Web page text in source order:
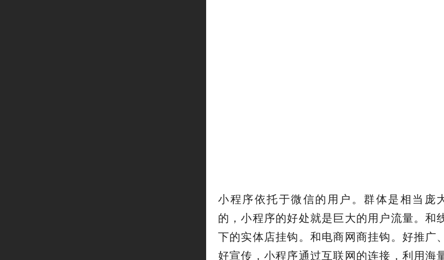
小程序依托于微信的用户。群体是相当庞
的，小程序的好处就是巨大的用户流量。和
下的实体店挂钩。和电商网商挂钩。好推广
好宣传，小程序通过互联网的连接，利用海